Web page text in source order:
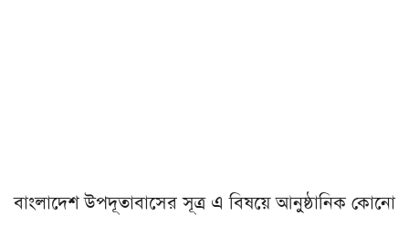
বাংলাদেশ উপদূতাবাসের সূত্র এ বিষয়ে আনুষ্ঠানিক কোনো